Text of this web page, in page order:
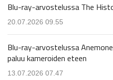
Blu-ray-arvostelussa The
20.07.2026 09.55
Blu-ray-arvostelussa
paluu kameroiden eteen
13.07.2026 07.47